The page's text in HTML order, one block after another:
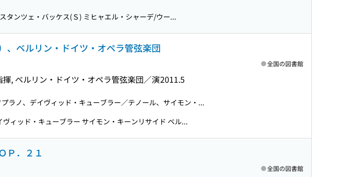
タンツェ・バッケス(Ｓ) ミヒャエル・シャーデ/ウー...
、ベルリン・ドイツ・オペラ管弦楽団
, ベルリン・ドイツ・オペラ管弦楽団／演2011.5
全国の図書館
プラノ、デイヴィッド・キューブラー／テノール、サイモン・...
ヴィッド・キューブラー サイモン・キーンリサイド ベル...
．２１
全国の図書館